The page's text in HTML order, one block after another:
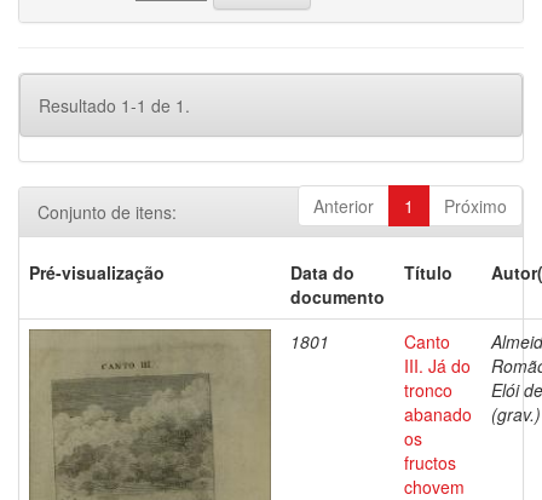
Resultado 1-1 de 1.
Anterior 1 Próximo
Conjunto de itens:
Pré-visualização
Data do
documento
Título
1801
Canto
III. Já do
tronco
abanado
os
fructos
chovem
Elói de
(grav.)